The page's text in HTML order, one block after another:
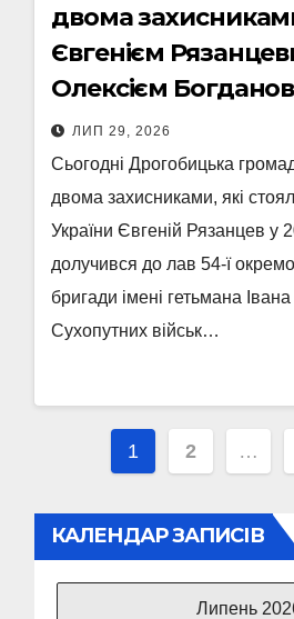
двома
Євгенієм
Олексієм
ЛИП 29, 2026
Сьогодні Дрогобицька
двома захисниками, які
України Євгеній Рязанцев у
долучився до лав 54-ї
бригади імені гетьмана
Сухопутних військ…
Пагінація
1 2 …
КАЛЕНДАР ЗАПИСІВ
Липень